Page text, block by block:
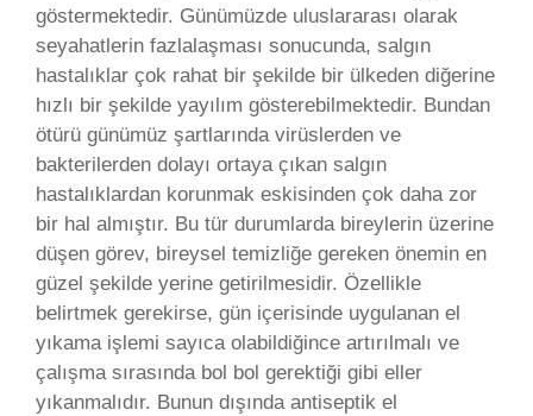
göstermektedir. Günümüzde uluslararası olarak
seyahatlerin fazlalaşması sonucunda, salgın
hastalıklar çok rahat bir şekilde bir ülkeden diğerine
hızlı bir şekilde yayılım gösterebilmektedir. Bundan
ötürü günümüz şartlarında virüslerden ve
bakterilerden dolayı ortaya çıkan salgın
hastalıklardan korunmak eskisinden çok daha zor
bir hal almıştır. Bu tür durumlarda bireylerin üzerine
düşen görev, bireysel temizliğe gereken önemin en
güzel şekilde yerine getirilmesidir. Özellikle
belirtmek gerekirse, gün içerisinde uygulanan el
yıkama işlemi sayıca olabildiğince artırılmalı ve
çalışma sırasında bol bol gerektiği gibi eller
yıkanmalıdır. Bunun dışında antiseptik el